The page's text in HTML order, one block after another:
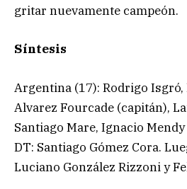
gritar nuevamente campeón.
Síntesis
Argentina (17): Rodrigo
Alvarez Fourcade (capitán),
Santiago Mare, Ignacio
DT: Santiago Gómez Cora.
Luciano González Rizzoni y